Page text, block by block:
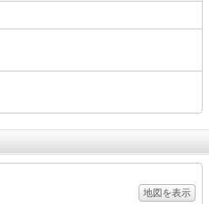
地図を表示